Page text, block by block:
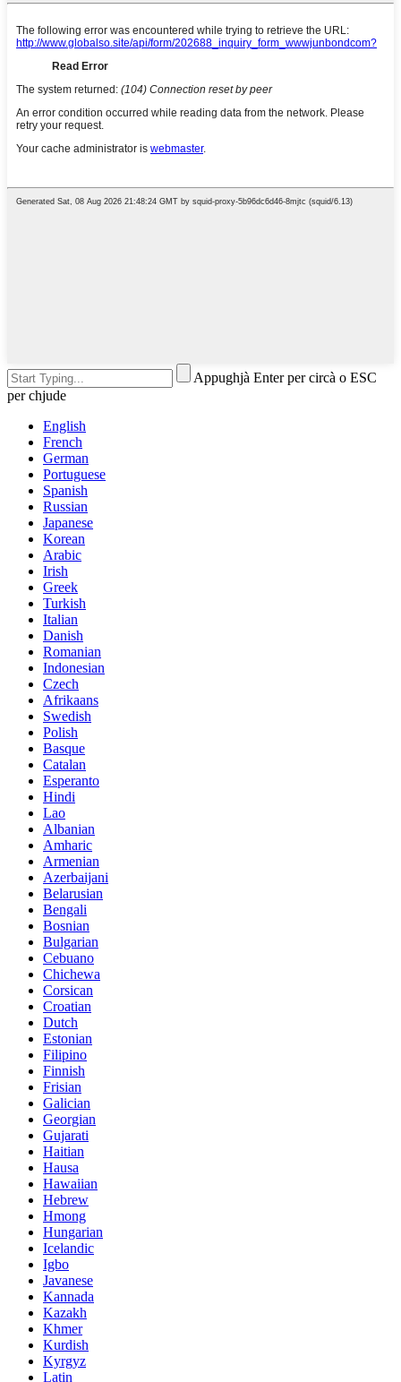
Appughjà Enter per circà o ESC
per chjude
English
French
German
Portuguese
Spanish
Russian
Japanese
Korean
Arabic
Irish
Greek
Turkish
Italian
Danish
Romanian
Indonesian
Czech
Afrikaans
Swedish
Polish
Basque
Catalan
Esperanto
Hindi
Lao
Albanian
Amharic
Armenian
Azerbaijani
Belarusian
Bengali
Bosnian
Bulgarian
Cebuano
Chichewa
Corsican
Croatian
Dutch
Estonian
Filipino
Finnish
Frisian
Galician
Georgian
Gujarati
Haitian
Hausa
Hawaiian
Hebrew
Hmong
Hungarian
Icelandic
Igbo
Javanese
Kannada
Kazakh
Khmer
Kurdish
Kyrgyz
Latin